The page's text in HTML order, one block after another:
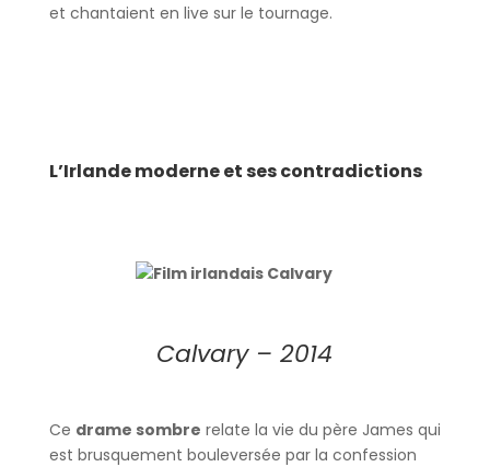
et chantaient en live sur le tournage.
L’Irlande moderne et ses contradictions
Calvary – 2014
Ce drame sombre relate la vie du père James qui
est brusquement bouleversée par la confession